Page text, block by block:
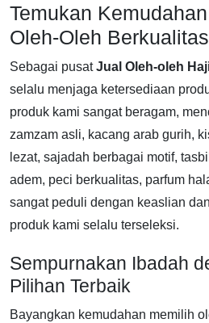
Temukan
Oleh-Oleh
Sebagai pusatJual Oleh-oleh
selalu menjaga ketersediaan
produk kami sangat beragam,
zamzam asli, kacang arab gurih,
lezat, sajadah berbagai motif,
adem, peci berkualitas, parfum
sangat peduli dengan keaslian
produk kami selalu terseleksi.
Sempurnakan Ibadah
Pilihan Terbaik
Bayangkan kemudahan memilih